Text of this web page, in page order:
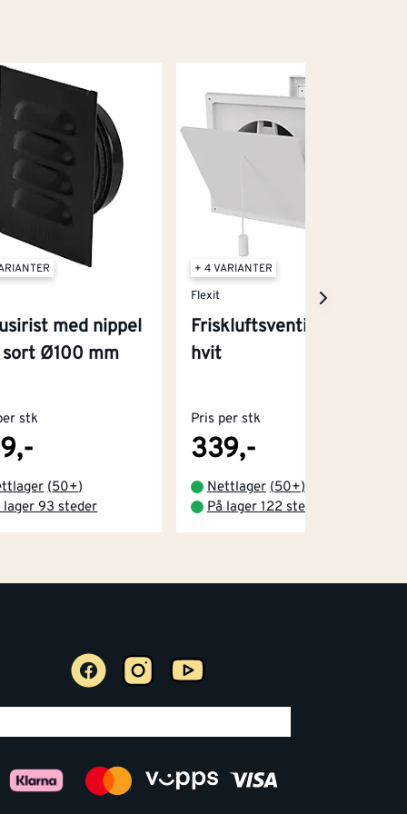
med nippel
Ø100 mm
stk
(50+)
lager 93 steder
+ 4 VARIANTER
Flexit
Friskluftsventil 125 K
hvit
Pris per stk
339,-
Nettlager (50+)
På lager 122 steder